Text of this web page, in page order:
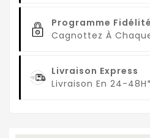
Programme Fidélité
Cagnottez À
Livraison Express
Livraison En 24-48H*